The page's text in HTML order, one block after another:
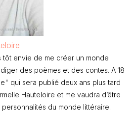
tôt envie de me créer un monde
des poèmes et des contes. A 18
qui sera publié deux ans plus tard
Hauteloire et me vaudra d’être
du monde littéraire.